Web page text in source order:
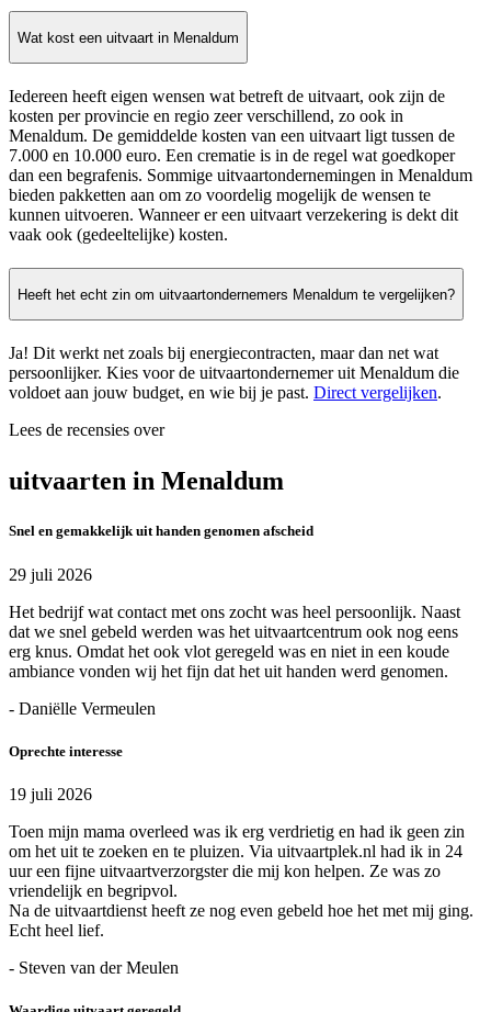
Wat kost een uitvaart in Menaldum
Iedereen heeft eigen wensen wat betreft de uitvaart, ook zijn de
kosten per provincie en regio zeer verschillend, zo ook in
Menaldum. De gemiddelde kosten van een uitvaart ligt tussen de
7.000 en 10.000 euro. Een crematie is in de regel wat goedkoper
dan een begrafenis. Sommige uitvaartondernemingen in Menaldum
bieden pakketten aan om zo voordelig mogelijk de wensen te
kunnen uitvoeren. Wanneer er een uitvaart verzekering is dekt dit
vaak ook (gedeeltelijke) kosten.
Heeft het echt zin om uitvaartondernemers Menaldum te vergelijken?
Ja! Dit werkt net zoals bij energiecontracten, maar dan net wat
persoonlijker. Kies voor de uitvaartondernemer uit Menaldum die
voldoet aan jouw budget, en wie bij je past. Direct vergelijken.
Lees de recensies over
uitvaarten in Menaldum
Snel en gemakkelijk uit handen genomen afscheid
29 juli 2026
Het bedrijf wat contact met ons zocht was heel persoonlijk. Naast
dat we snel gebeld werden was het uitvaartcentrum ook nog eens
erg knus. Omdat het ook vlot geregeld was en niet in een koude
ambiance vonden wij het fijn dat het uit handen werd genomen.
- Daniëlle Vermeulen
Oprechte interesse
19 juli 2026
Toen mijn mama overleed was ik erg verdrietig en had ik geen zin
om het uit te zoeken en te pluizen. Via uitvaartplek.nl had ik in 24
uur een fijne uitvaartverzorgster die mij kon helpen. Ze was zo
vriendelijk en begripvol.
Na de uitvaartdienst heeft ze nog even gebeld hoe het met mij ging.
Echt heel lief.
- Steven van der Meulen